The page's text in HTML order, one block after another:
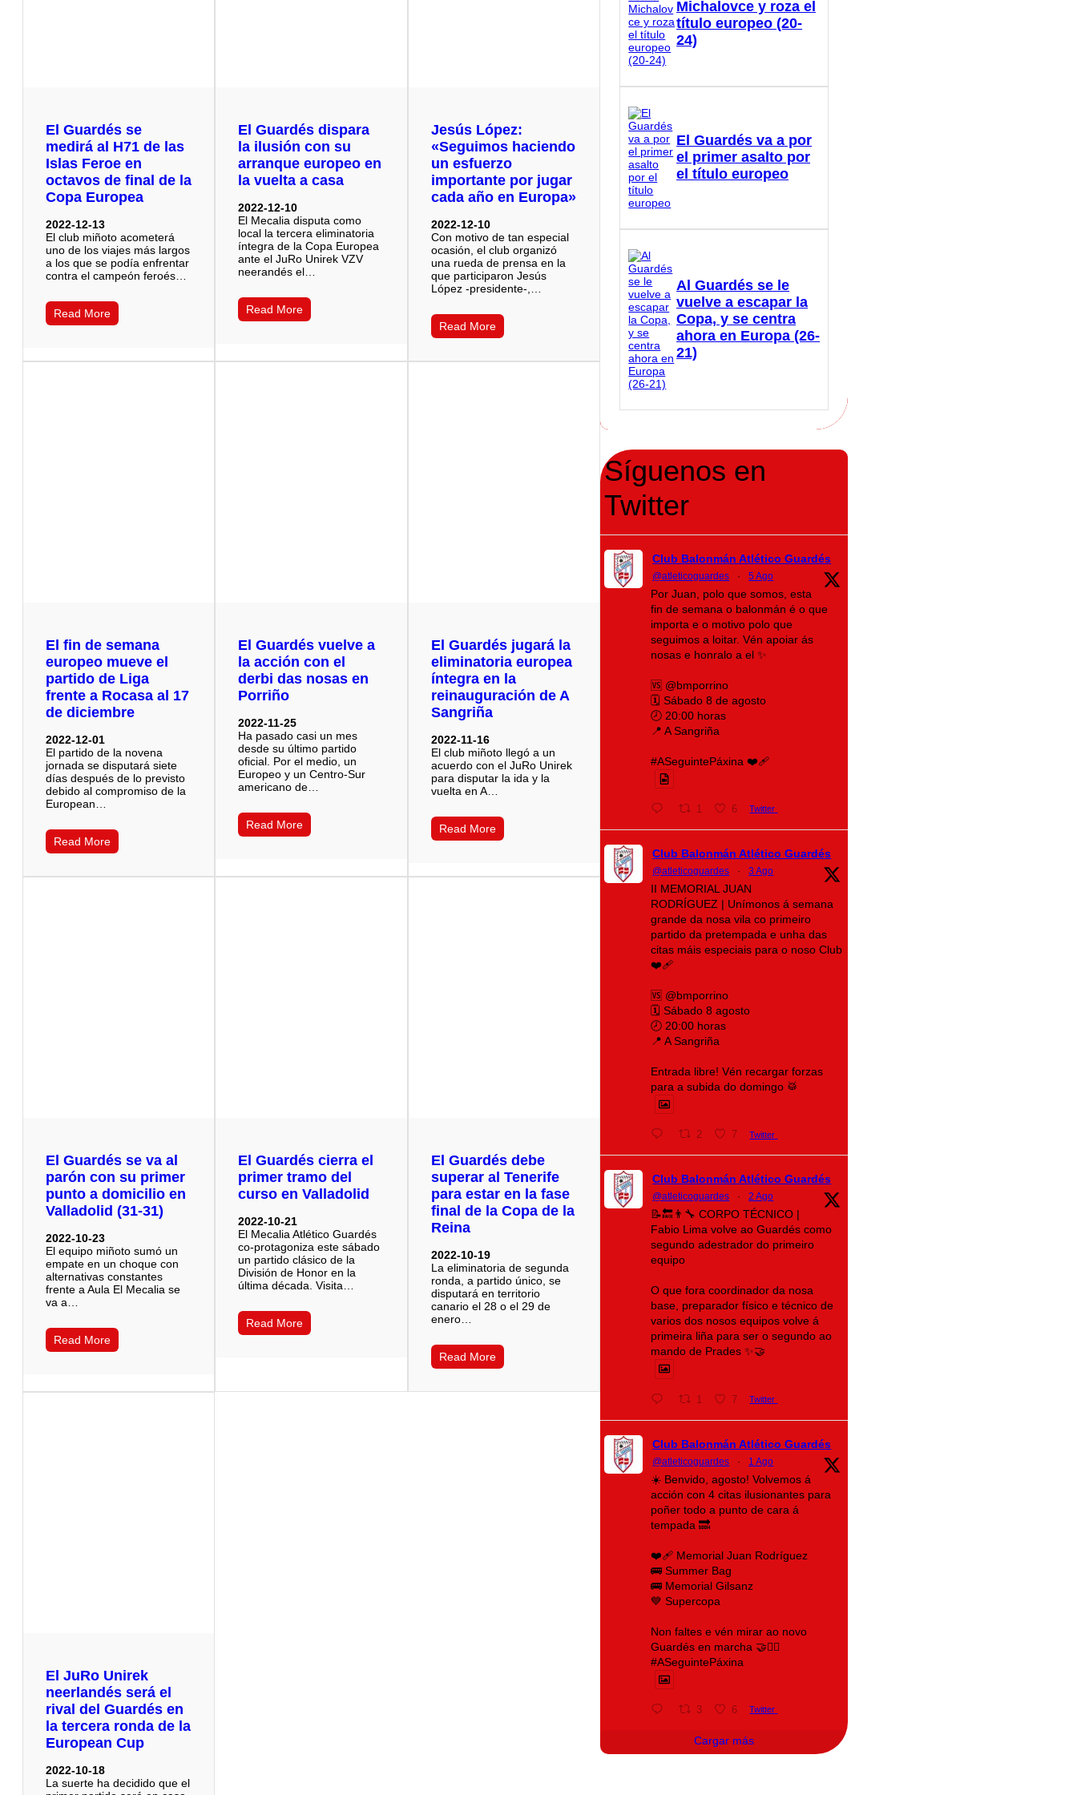
El Guardés se
medirá al H71 de las
Islas Feroe en
octavos de final de la
Copa Europea
2022-12-13
El club miñoto acometerá
uno de los viajes más largos
a los que se podía enfrentar
contra el campeón feroés…
Read More
El Guardés dispara
la ilusión con su
arranque europeo en
la vuelta a casa
2022-12-10
El Mecalia disputa como
local la tercera eliminatoria
íntegra de la Copa Europea
ante el JuRo Unirek VZV
neerandés el…
Read More
Jesús López:
«Seguimos haciendo
un esfuerzo
importante por jugar
cada año en Europa»
2022-12-10
Con motivo de tan especial
ocasión, el club organizó
una rueda de prensa en la
que participaron Jesús
López -presidente-,…
Read More
El fin de semana
europeo mueve el
partido de Liga
frente a Rocasa al 17
de diciembre
2022-12-01
El partido de la novena
jornada se disputará siete
días después de lo previsto
debido al compromiso de la
European…
Read More
El Guardés vuelve a
la acción con el
derbi das nosas en
Porriño
2022-11-25
Ha pasado casi un mes
desde su último partido
oficial. Por el medio, un
Europeo y un Centro-Sur
americano de…
Read More
El Guardés jugará la
eliminatoria europea
íntegra en la
reinauguración de A
Sangriña
2022-11-16
El club miñoto llegó a un
acuerdo con el JuRo Unirek
para disputar la ida y la
vuelta en A…
Read More
El Guardés se va al
parón con su primer
punto a domicilio en
Valladolid (31-31)
2022-10-23
El equipo miñoto sumó un
empate en un choque con
alternativas constantes
frente a Aula El Mecalia se
va a…
Read More
El Guardés cierra el
primer tramo del
curso en Valladolid
2022-10-21
El Mecalia Atlético Guardés
co-protagoniza este sábado
un partido clásico de la
División de Honor en la
última década. Visita…
Read More
El Guardés debe
superar al Tenerife
para estar en la fase
final de la Copa de la
Reina
2022-10-19
La eliminatoria de segunda
ronda, a partido único, se
disputará en territorio
canario el 28 o el 29 de
enero…
Read More
El JuRo Unirek
neerlandés será el
rival del Guardés en
la tercera ronda de la
European Cup
2022-10-18
La suerte ha decidido que el
Michalovce y roza el
título europeo (20-
24)
El Guardés va a por
el primer asalto por
el título europeo
Al Guardés se le
vuelve a escapar la
Copa, y se centra
ahora en Europa (26-
21)
Síguenos en
Twitter
Club Balonmán Atlético Guardés
@atleticoguardes · 5 Ago
Por Juan, polo que somos, esta
fin de semana o balonmán é o que
importa e o motivo polo que
seguimos a loitar. Vén apoiar ás
nosas e honralo a el ✨
🆚 @bmporrino
🗓️ Sábado 8 de agosto
🕗 20:00 horas
📍 A Sangriña
#ASeguintePáxina ❤️‍🩹
1 6 Twitter
Club Balonmán Atlético Guardés
@atleticoguardes · 3 Ago
II MEMORIAL JUAN
RODRÍGUEZ | Unímonos á semana
grande da nosa vila co primeiro
partido da pretempada e unha das
citas máis especiais para o noso Club
❤️‍🩹
🆚 @bmporrino
🗓️ Sábado 8 agosto
🕗 20:00 horas
📍 A Sangriña
Entrada libre! Vén recargar forzas
para a subida do domingo 🥁
2 7 Twitter
Club Balonmán Atlético Guardés
@atleticoguardes · 2 Ago
📝🔙👨‍🔧 CORPO TÉCNICO |
Fabio Lima volve ao Guardés como
segundo adestrador do primeiro
equipo
O que fora coordinador da nosa
base, preparador físico e técnico de
varios dos nosos equipos volve á
primeira liña para ser o segundo ao
mando de Prades ✨🤝
1 7 Twitter
Club Balonmán Atlético Guardés
@atleticoguardes · 1 Ago
☀️ Benvido, agosto! Volvemos á
acción con 4 citas ilusionantes para
poñer todo a punto de cara á
tempada 🔜
❤️‍🩹 Memorial Juan Rodríguez
🚌 Summer Bag
🚌 Memorial Gilsanz
💙 Supercopa
Non faltes e vén mirar ao novo
Guardés en marcha 🤝❤️‍🔥
#ASeguintePáxina
3 6 Twitter
Cargar más